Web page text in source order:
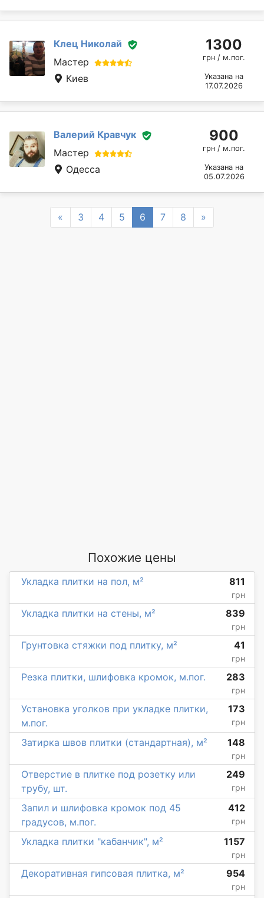
Клец Николай
Мастер
Киев
1300
грн / м.пог.
Указана на
17.07.2026
Валерий Кравчук
Мастер
Одесса
900
грн / м.пог.
Указана на
05.07.2026
« Previous
3 4 5 6 7 8 »
Похожие цены
Укладка плитки на пол, м² 811
грн
Укладка плитки на стены, м² 839
грн
Грунтовка стяжки под плитку, м² 41
грн
Резка плитки, шлифовка кромок, м.пог. 283
грн
Установка уголков при укладке плитки,
м.пог.
173
грн
Затирка швов плитки (стандартная), м² 148
грн
Отверстие в плитке под розетку или
трубу, шт.
249
грн
Запил и шлифовка кромок под 45
градусов, м.пог.
412
грн
Укладка плитки "кабанчик", м² 1157
грн
Декоративная гипсовая плитка, м² 954
грн